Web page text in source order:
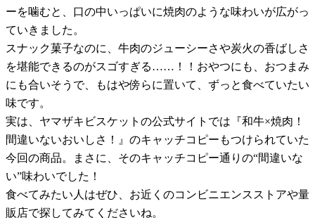
ーを噛むと、口の中いっぱいに焼肉のような味わいが広がっ
ていきました。
スナック菓子なのに、牛肉のジューシーさや炭火の香ばしさ
を堪能できるのがスゴすぎる……！！おやつにも、おつまみ
にも合いそうで、もはや傍らに置いて、ずっと食べていたい
味です。
実は、ヤマザキビスケットの公式サイトでは『和牛×焼肉！
間違いないおいしさ！』のキャッチコピーもつけられていた
今回の商品。まさに、そのキャッチコピー通りの“間違いな
い”味わいでした！
食べてみたい人はぜひ、お近くのコンビニエンスストアや量
販店で探してみてくださいね。